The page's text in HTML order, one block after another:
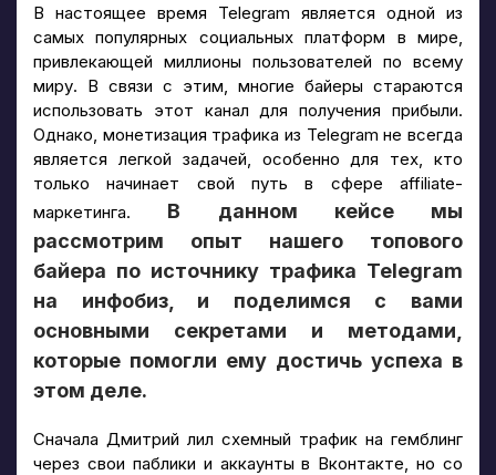
В настоящее время Telegram является одной из
самых популярных социальных платформ в мире,
привлекающей миллионы пользователей по всему
миру. В связи с этим, многие байеры стараются
использовать этот канал для получения прибыли.
Однако, монетизация трафика из Telegram не всегда
является легкой задачей, особенно для тех, кто
только начинает свой путь в сфере affiliate-
маркетинга. В данном кейсе мы
рассмотрим опыт нашего топового
байера по источнику трафика Telegram
на инфобиз, и поделимся с вами
основными секретами и методами,
которые помогли ему достичь успеха в
этом деле.
Сначала Дмитрий лил схемный трафик на гемблинг
через свои паблики и аккаунты в Вконтакте, но со